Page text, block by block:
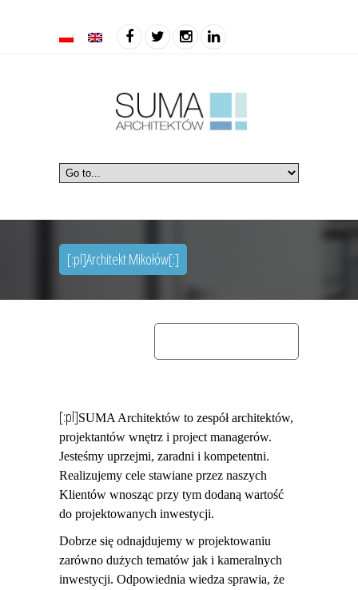
[:pl]Architekt Mikołów[:]
[:pl]SUMA Architektów to zespół architektów,
projektantów wnętrz i project managerów.
Jesteśmy uprzejmi, zaradni i kompetentni.
Realizujemy cele stawiane przez naszych
Klientów wnosząc przy tym dodaną wartość
do projektowanych inwestycji.
Dobrze się odnajdujemy w projektowaniu
zarówno dużych tematów jak i kameralnych
inwestycji. Odpowiednia wiedza sprawia, że